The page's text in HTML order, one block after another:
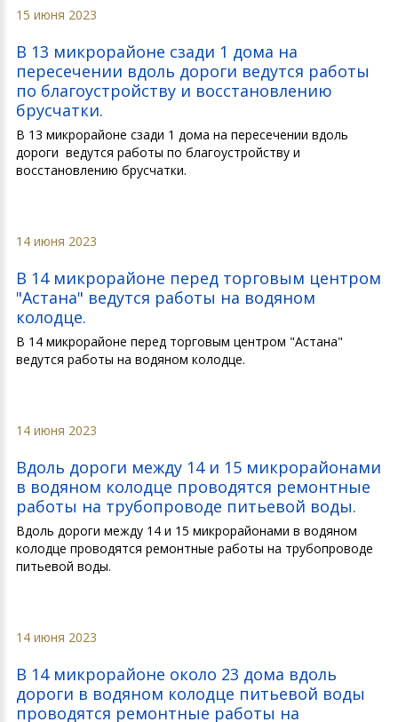
15 июня 2023
В 13 микрорайоне сзади 1 дома на
пересечении вдоль дороги ведутся работы
по благоустройству и восстановлению
брусчатки.
В 13 микрорайоне сзади 1 дома на пересечении вдоль
дороги ведутся работы по благоустройству и
восстановлению брусчатки.
14 июня 2023
В 14 микрорайоне перед торговым центром
"Астана" ведутся работы на водяном
колодце.
В 14 микрорайоне перед торговым центром "Астана"
ведутся работы на водяном колодце.
14 июня 2023
Вдоль дороги между 14 и 15 микрорайонами
в водяном колодце проводятся ремонтные
работы на трубопроводе питьевой воды.
Вдоль дороги между 14 и 15 микрорайонами в водяном
колодце проводятся ремонтные работы на трубопроводе
питьевой воды.
14 июня 2023
В 14 микрорайоне около 23 дома вдоль
дороги в водяном колодце питьевой воды
проводятся ремонтные работы на